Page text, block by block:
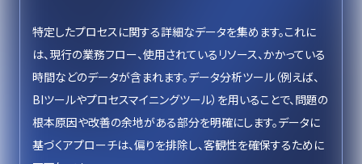
特定したプロセスに関する詳細なデータを集めます。これに
は、現行の業務フロー、使用されているリソース、かかっている
時間などのデータが含まれます。データ分析ツール（例えば、
BIツールやプロセスマイニングツール）を用いることで、問題の
根本原因や改善の余地がある部分を明確にします。データに
基づくアプローチは、偏りを排除し、客観性を確保するために